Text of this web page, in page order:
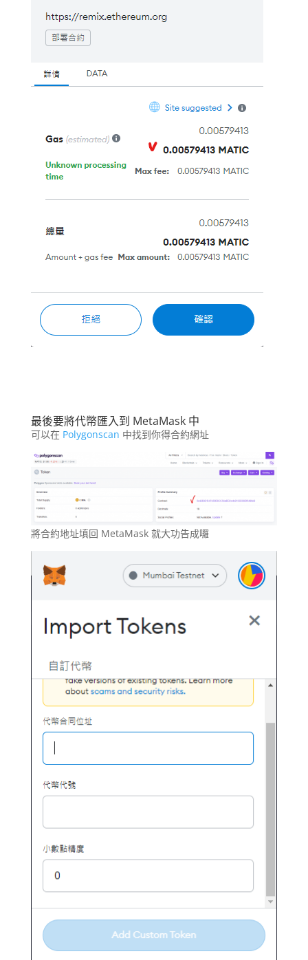
最後要將代幣匯入到 MetaMask 中
可以在 Polygonscan 中找到你得合約網址
將合約地址填回 MetaMask 就大功告成囉